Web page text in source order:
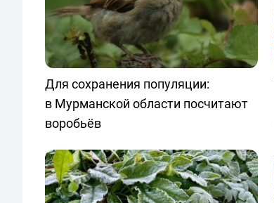
Для сохранения популяции:
в Мурманской области посчитают
воробьёв